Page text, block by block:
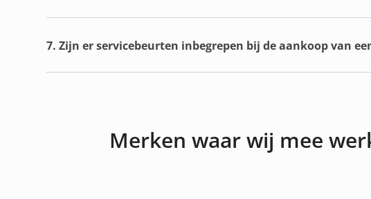
7. Zijn er servicebeurten inbegrepen bij de aankoop van
Merken waar wij mee